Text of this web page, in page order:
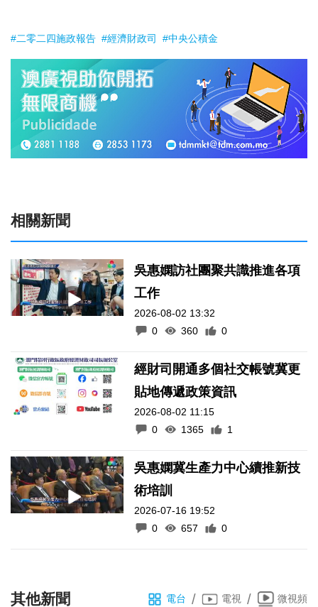
#二零二四施政報告 #經濟財政司 #中央公積金
相關新聞
吳惠嫻訪社團聚共識推進各項
工作
2026-08-02 13:32
0
360 0
經財司開通多個社交帳號冀更
貼地傳遞政策資訊
2026-08-02 11:15
0
1365 1
吳惠嫻冀生產力中心續推新技
術培訓
2026-07-16 19:52
0
657 0
其他新聞 電台 / 電視 / 微視頻